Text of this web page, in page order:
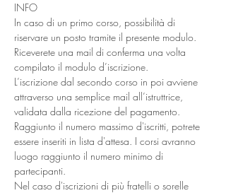
INFO
In caso di un primo corso, possibilità di
riservare un posto tramite il presente modulo.
Riceverete una mail di conferma una volta
compilato il modulo d’iscrizione.
L’iscrizione dal secondo corso in poi avviene
attraverso una semplice mail all’istruttrice,
validata dalla ricezione del pagamento.
Raggiunto il numero massimo d'iscritti, potrete
essere inseriti in lista d'attesa. I corsi avranno
luogo raggiunto il numero minimo di
partecipanti.
Nel caso d'iscrizioni di più fratelli o sorelle